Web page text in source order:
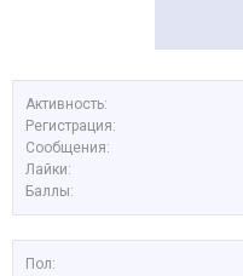
Активность:
Регистрация:
Сообщения:
Лайки:
Баллы:
Пол: